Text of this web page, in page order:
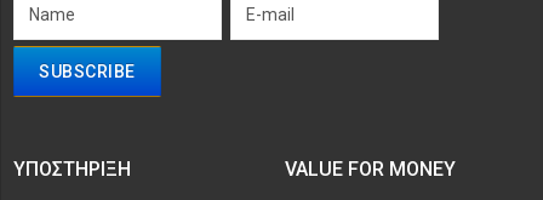
ΥΠΟΣΤΉΡΙΞΗ VALUE FOR MONEY